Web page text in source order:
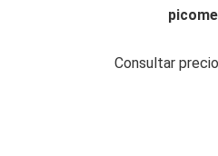
Consultar